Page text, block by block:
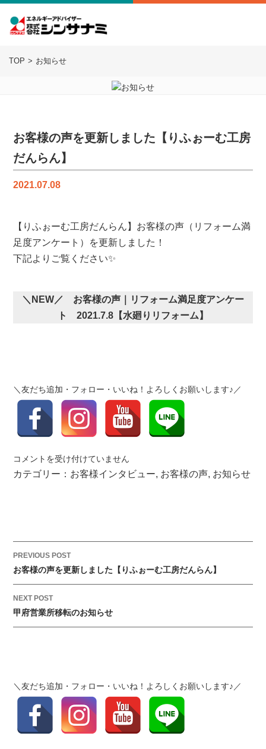
TOP お知らせ
お客様の声を更新しました【りふぉーむ工房
だんらん】
2021.07.08
【りふぉーむ工房だんらん】お客様の声（リフォーム満
足度アンケート）を更新しました！
下記よりご覧ください✨
＼NEW／ お客様の声｜リフォーム満足度アンケー
ト 2021.7.8【水廻りリフォーム】
＼友だち追加・フォロー・いいね！よろしくお願いします♪／
お
客
更
新
し
し
た
工
房
ん
コメントを受け付けていません
カテゴリー： お客様インタビュー, お客様の声, お知らせ
P
o
s
t
n
a
a
o
PREVIOUS POST
お客様の声を更新しました【りふぉーむ工房だんらん】
NEXT POST
甲府営業所移転のお知らせ
＼友だち追加・フォロー・いいね！よろしくお願いします♪／